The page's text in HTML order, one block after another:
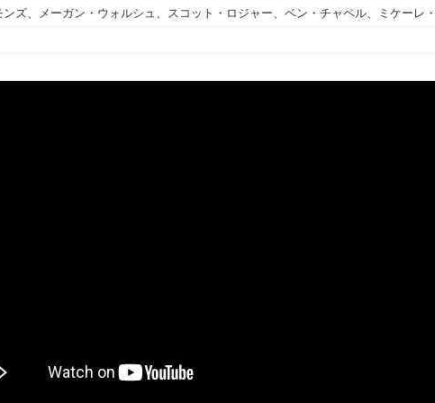
ズ、メーガン・ウォルシュ、スコット・ロジャー、ベン・チャペル、ミケーレ